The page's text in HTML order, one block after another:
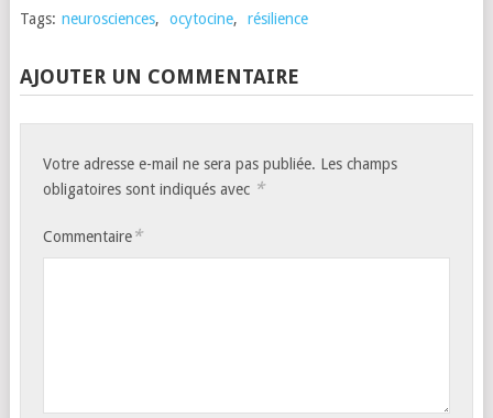
Tags: neurosciences, ocytocine, résilience
AJOUTER UN COMMENTAIRE
Votre adresse e-mail ne sera pas publiée. Les champs
obligatoires sont indiqués avec *
Commentaire*